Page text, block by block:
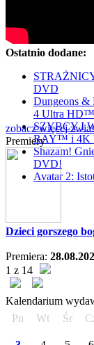
Ostatnio dodane:
DVD
Dungeons &
4 Ultra
SZYBCY I
RAY™ i 4K
Shazam!
DVD!
Avatar 2:
zobacz więcej
Premiery
Dzieci gorszego
Premiera:
1 z 14
Kalendarium
Pn
Wt Śr